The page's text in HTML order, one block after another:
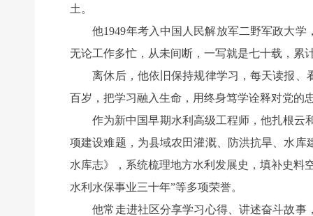
土。
他1949年考入中国人民解放军二野军政大学
无论工作多忙，从未间断，一写就是七十载，累
离休后，他依旧保持规律学习，每天读报、
百岁，把学习融入生命，用终身笃学诠释对党的
作为新中国早期水利高级工程师，他扎根云
项建设难题，为县域农田灌溉、防洪抗旱、水
水库志》，系统梳理地方水利发展史，填补史料
水利水保事业三十年”等多项荣誉。
他常走进社区分享学习心得、讲述奋斗故事